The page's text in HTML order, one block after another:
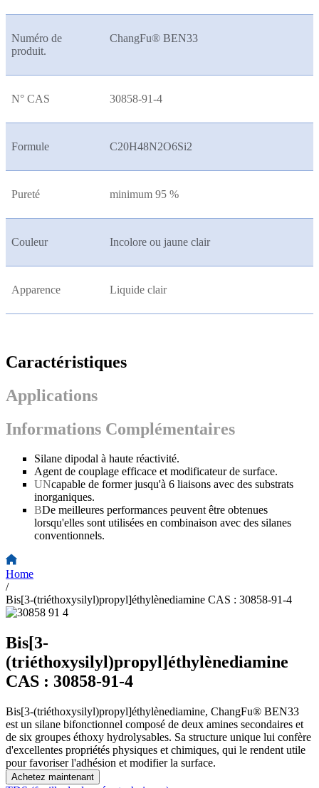
Numéro de
produit.
ChangFu® BEN33
N° CAS 30858-91-4
Formule C20H48N2O6Si2
Pureté minimum 95 %
Couleur Incolore ou jaune clair
Apparence Liquide clair
Caractéristiques
Applications
Informations Complémentaires
Silane dipodal à haute réactivité.
Agent de couplage efficace et modificateur de surface.
UNcapable de former jusqu'à 6 liaisons avec des substrats
inorganiques.
BDe meilleures performances peuvent être obtenues
lorsqu'elles sont utilisées en combinaison avec des silanes
conventionnels.
Home
/
Bis[3-(triéthoxysilyl)propyl]éthylènediamine CAS : 30858-91-4
Bis[3-
(triéthoxysilyl)propyl]éthylènediamine
CAS : 30858-91-4
Bis[3-(triéthoxysilyl)propyl]éthylènediamine, ChangFu® BEN33
est un silane bifonctionnel composé de deux amines secondaires et
de six groupes éthoxy hydrolysables. Sa structure unique lui confère
d'excellentes propriétés physiques et chimiques, qui le rendent utile
pour favoriser l'adhésion et modifier la surface.
Achetez maintenant